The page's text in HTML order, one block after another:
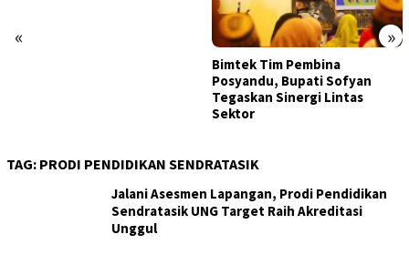
« »
Bimtek Tim Pembina
Posyandu, Bupati Sofyan
Tegaskan Sinergi Lintas
Sektor
TAG: PRODI PENDIDIKAN SENDRATASIK
Jalani Asesmen Lapangan, Prodi Pendidikan
Sendratasik UNG Target Raih Akreditasi
Unggul